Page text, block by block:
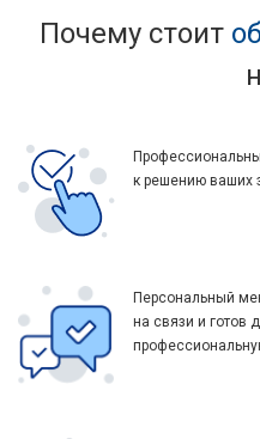
Почему стоит
к решению ваших
Персональный
на связи и готов